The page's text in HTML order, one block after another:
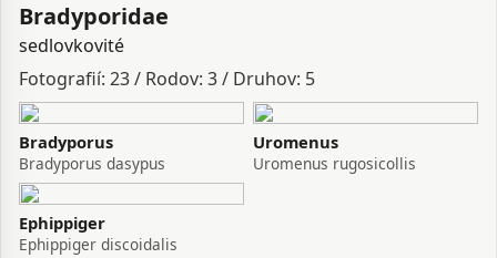
Bradyporidae
sedlovkovité
Fotografií: 23 / Rodov: 3 / Druhov: 5
Bradyporus
Bradyporus dasypus
Uromenus
Uromenus rugosicollis
Ephippiger
Ephippiger discoidalis